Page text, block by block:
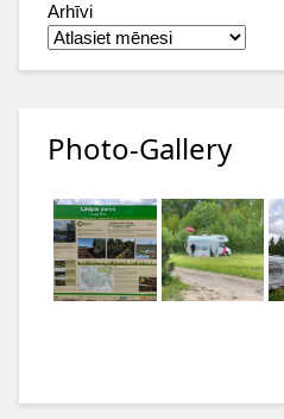
Arhīvi
Photo-Gallery